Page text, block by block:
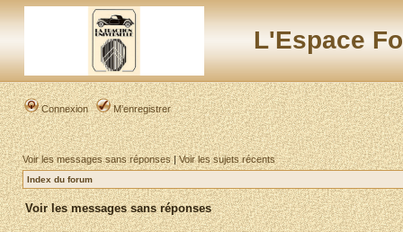
L'Espace
Connexion M’enregistrer
Voir les messages sans réponses|Voir les sujets récents
Index du forum
Voir les messages sans réponses